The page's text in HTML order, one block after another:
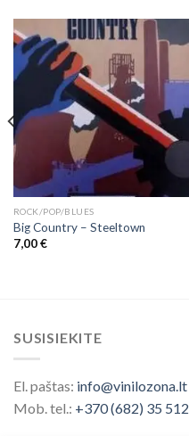
ROCK/POP/BLUES
Big Country – Steeltown
7,00€
SUSISIEKITE
El. paštas: info@vinilozona.lt
Mob. tel.: +370 (682) 35 512